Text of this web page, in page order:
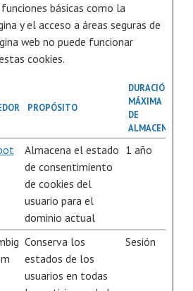
básicas como la
y el acceso a áreas seguras de
web no puede funcionar
cookies.
PROPÓSITO
DURACIÓN
MÁXIMA
DE
Almacena el estado
de consentimiento
de cookies del
usuario para el
dominio actual
1 año
Conserva los
estados de los
usuarios en todas
Sesión